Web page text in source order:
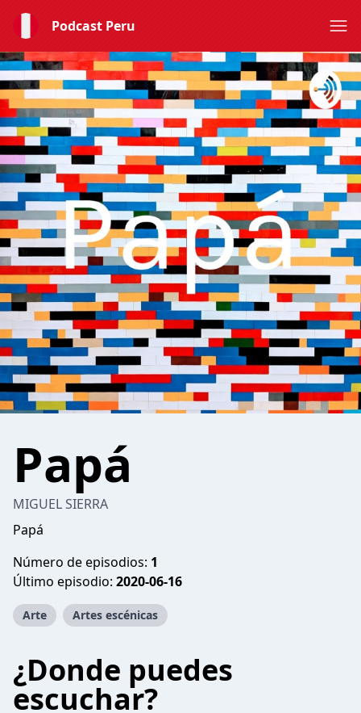
Podcast Peru
Papá
MIGUEL SIERRA
Papá
Número de episodios: 1
Último episodio: 2020-06-16
Arte Artes escénicas
¿Donde puedes
escuchar?